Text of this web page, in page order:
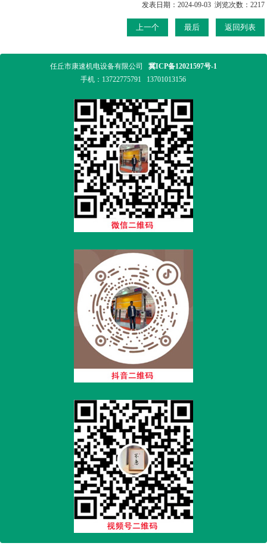
发表日期：2024-09-03 浏览次数：2217
上一个 最后 返回列表
任丘市康速机电设备有限公司 冀ICP备12021597号-1
手机： 13722775791 13701013156